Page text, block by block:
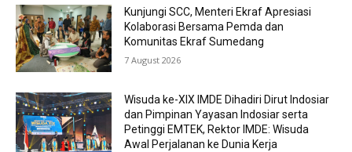
Kunjungi SCC, Menteri Ekraf Apresiasi
Kolaborasi Bersama Pemda dan
Komunitas Ekraf Sumedang
7 August 2026
Wisuda ke-XIX IMDE Dihadiri Dirut Indosiar
dan Pimpinan Yayasan Indosiar serta
Petinggi EMTEK, Rektor IMDE: Wisuda
Awal Perjalanan ke Dunia Kerja